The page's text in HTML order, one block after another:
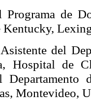
Programa de
Kentucky,
del
Hospital de
Montevideo,